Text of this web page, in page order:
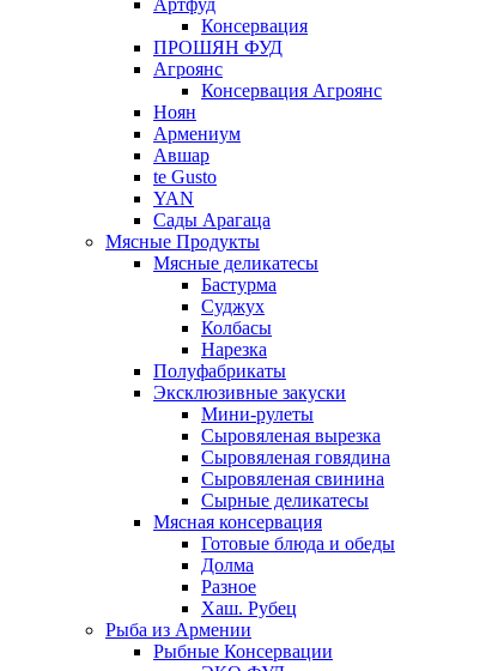
Артфуд
Консервация
ПРОШЯН ФУД
Агроянс
Консервация Агроянс
Ноян
Армениум
Авшар
te Gusto
YAN
Сады Арагаца
Мясные Продукты
Мясные деликатесы
Бастурма
Суджух
Колбасы
Нарезка
Полуфабрикаты
Эксклюзивные закуски
Мини-рулеты
Сыровяленая вырезка
Сыровяленая говядина
Сыровяленая свинина
Сырные деликатесы
Мясная консервация
Готовые блюда и обеды
Долма
Разное
Хаш. Рубец
Рыба из Армении
Рыбные Консервации